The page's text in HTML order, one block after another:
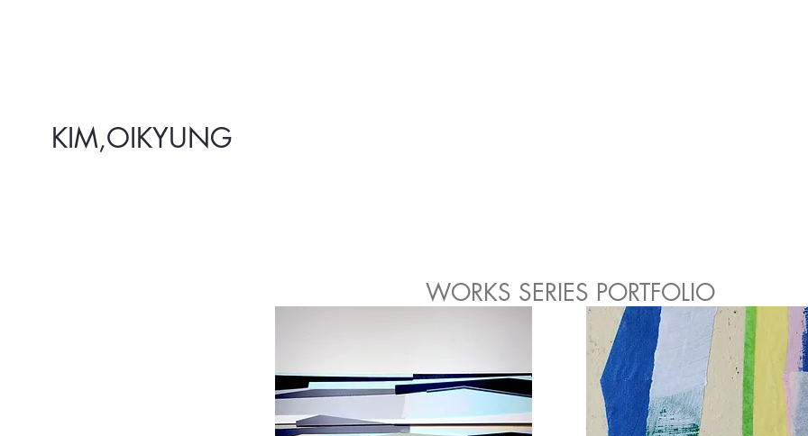
KIM,OIKYUNG
WORKS SERIES PORTFOLIO